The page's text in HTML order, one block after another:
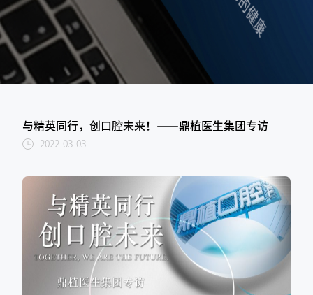
与精英同行，创口腔未来！——鼎植医生集团专访
2022-03-03